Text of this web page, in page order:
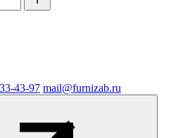
43-97 mail@furnizab.ru